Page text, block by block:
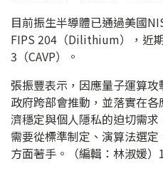
目前振生半導體已通過美國
FIPS 204（Dilithium），近
3（CAVP）。
張振豐表示，因應量子運算
政府跨部會推動，並落實在
濟穩定與個人隱私的迫切需求
需要從標準制定、演算法選
方面著手。（編輯：林淑媛）